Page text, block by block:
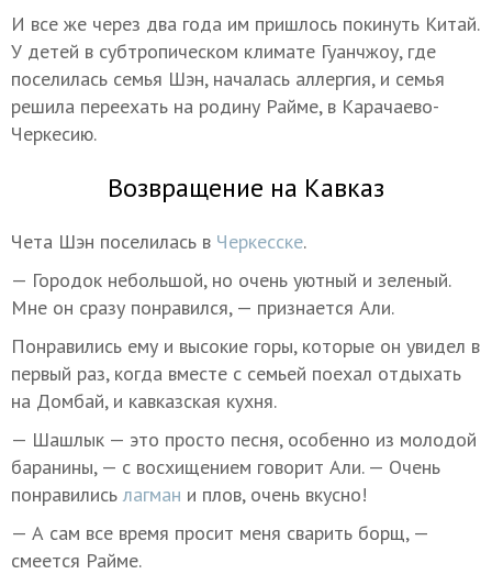
И все же через два года им пришлось покинуть Китай.
У детей в субтропическом климате Гуанчжоу, где
поселилась семья Шэн, началась аллергия, и семья
решила переехать на родину Райме, в Карачаево-
Черкесию.
Возвращение на Кавказ
Чета Шэн поселилась в Черкесске.
— Городок небольшой, но очень уютный и зеленый.
Мне он сразу понравился, — признается Али.
Понравились ему и высокие горы, которые он увидел в
первый раз, когда вместе с семьей поехал отдыхать
на Домбай, и кавказская кухня.
— Шашлык — это просто песня, особенно из молодой
баранины, — с восхищением говорит Али. — Очень
понравилисьлагман и плов, очень вкусно!
— А сам все время просит меня сварить борщ, —
смеется Райме.